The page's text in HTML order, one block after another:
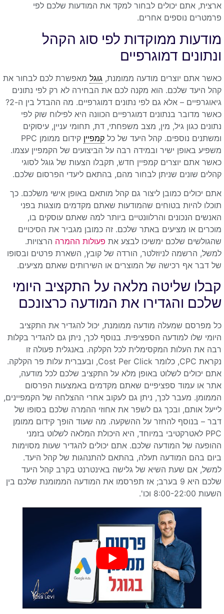
ארצית, אתם יכולים לבחור למקד את המודעות שלכם לפי
פרמטרים נוספים אחרים.
מודעות ממוקדות לפי סוג הקהל
ונתונים דמוגרפיים
כאשר אתם יוצרים מודעה ממומנת, גוגל מאפשרת לכם לבחור את
קהל היעד שלכם. הוא מקנה לכם את הבחירה לא רק לפי נתונים
גיאוגרפיים – אלא גם לפי נתונים דמוגרפיים. מה ההבדל בין ה-2?
כאשר מדובר בנתונים דמוגרפיים הכוונה היא לפילוח שוק לפי
נתונים כגון גיל, מין, מצב משפחתי, דת, תחומי עניין, עיסוקים
ומשתנים נוספים. קהל היעד של כל קמפיין
קידום ממומן PPC
משפיע באופן ישיר ובמידה רבה על הביצועים של הקמפיין עצמו.
כאשר אתם יוצרים קמפיין חדש, תקבלו הצעות של גוגל לסוגי
קהלים שונים שניתן לבחור מהם, בהתאם ליעדי הפרסום שלכם.
אתם יכולים כמובן ליצור גם קהל מותאם באופן אישי משלכם. כך
תוכלו להיות בטוחים שהמודעות שאתם מקדמים מוצגות בפני
האנשים הנכונים והרלוונטיים ביותר למה שאתם עוסקים בו,
מוכרים או מציעים באתר שלכם. זה כמובן מגביר את הסיכויים
שהגולשים שלכם ימשיכו לבצע את פעולות ההמרה הרצויות.
למשל, הרשמה לניוזלטר, הורדה של קובץ, השארת פרטים ובסופו
של דבר אף רכישה של המוצרים או השירותים שאתם מציעים.
קבלו שליטה מלאה על התקציב היומי
שלכם והגדירו את המודעה כרצונכם
כל מפרסם שמעלה מודעה ממומנת, יכול להגדיר את התקציב
היומי שלו למודעה הספציפית. בנוסף לכך, ניתן גם להגדיר בקלות
רבה את העלות המקסימלית לכל הקלקה. באנגלית פעולה זו
נקראת CPC, כלומר Cost Per Click, ובעברית עלות פר הקלקה.
אתם יכולים לשלוט באופן מלא על התקציב שלכם לכל מודעה,
אתר או עמוד ספציפיים שאתם מקדמים באמצעות הפרסום
הממומן. מעבר לכך, ניתן גם לעקוב אחרי ההצלחה של הקמפיינים,
לייעל אותם, ובכך גם לשפר את אחוזי ההמרה שלכם בסופו של
דבר – בנוסף להחזר על ההשקעה. מה שעוד הופך קידום ממומן
PPC לאטרקטיבי במיוחד, היא היכולת המלאה לשלוט בזמני
ההופעה של המודעה שלכם. אתם יכולים להגדיר שעות מסוימות
ביום בהם המודעה תעלה, בהתאם להתנהגות של קהל היעד.
למשל, אם שעת השיא של גלישה באינטרנט בקרב קהל היעד
שלכם היא 9 בערב; אז תפרסמו את המודעה הממומנת שלכם בין
השעות 8:00-22:00 וכו'.